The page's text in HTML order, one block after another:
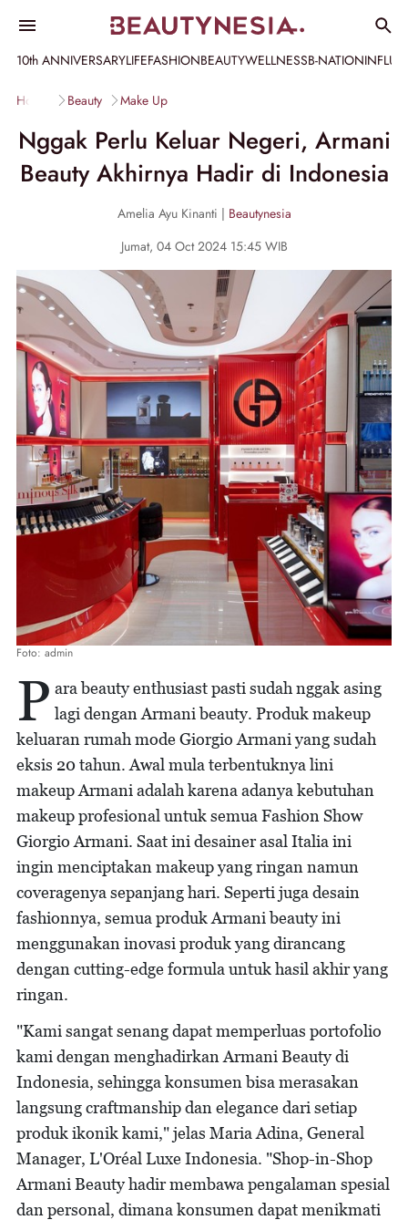
10th ANNIVERSARYLIFEFASHIONBEAUTYWELLNESSB-NATION
Home Beauty Make Up
Nggak Perlu Keluar Negeri, Armani
Beauty Akhirnya Hadir di Indonesia
Amelia Ayu Kinanti | Beautynesia
Jumat, 04 Oct 2024 15:45 WIB
Foto: admin
P ara beauty enthusiast pasti sudah nggak asing
lagi dengan Armani beauty. Produk makeup
keluaran rumah mode Giorgio Armani yang sudah
eksis 20 tahun. Awal mula terbentuknya lini
makeup Armani adalah karena adanya kebutuhan
makeup profesional untuk semua Fashion Show
Giorgio Armani. Saat ini desainer asal Italia ini
ingin menciptakan makeup yang ringan namun
coveragenya sepanjang hari. Seperti juga desain
fashionnya, semua produk Armani beauty ini
menggunakan inovasi produk yang dirancang
dengan cutting-edge formula untuk hasil akhir yang
ringan.
"Kami sangat senang dapat memperluas portofolio
kami dengan menghadirkan Armani Beauty di
Indonesia, sehingga konsumen bisa merasakan
langsung craftmanship dan elegance dari setiap
produk ikonik kami," jelas Maria Adina, General
Manager, L'Oréal Luxe Indonesia. "Shop-in-Shop
Armani Beauty hadir membawa pengalaman spesial
dan personal, dimana konsumen dapat menikmati